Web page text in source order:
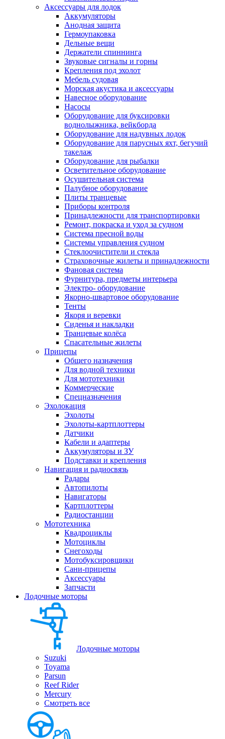
Аксессуары для лодок
Аккумуляторы
Анодная защита
Гермоупаковка
Дельные вещи
Держатели спиннинга
Звуковые сигналы и горны
Крепления под эхолот
Мебель судовая
Морская акустика и аксессуары
Навесное оборудование
Насосы
Оборудование для буксировки
воднолыжника, вейкборда
Оборудование для надувных лодок
Оборудование для парусных яхт, бегучий
такелаж
Оборудование для рыбалки
Осветительное оборудование
Осушительная система
Палубное оборудование
Плиты транцевые
Приборы контроля
Принадлежности для транспортировки
Ремонт, покраска и уход за судном
Система пресной воды
Системы управления судном
Стеклоочистители и стекла
Страховочные жилеты и принадлежности
Фановая система
Фурнитура, предметы интерьера
Электро- оборудование
Якорно-швартовое оборудование
Тенты
Якоря и веревки
Сиденья и накладки
Транцевые колёса
Спасательные жилеты
Прицепы
Общего назначения
Для водной техники
Для мототехники
Коммерческие
Спецназначения
Эхолокация
Эхолоты
Эхолоты-картплоттеры
Датчики
Кабели и адаптеры
Аккумуляторы и ЗУ
Подставки и крепления
Навигация и радиосвязь
Радары
Автопилоты
Навигаторы
Картплоттеры
Радиостанции
Мототехника
Квадроциклы
Мотоциклы
Снегоходы
Мотобуксировщики
Сани-прицепы
Аксессуары
Запчасти
Лодочные моторы
Лодочные моторы
Suzuki
Toyama
Parsun
Reef Rider
Mercury
Смотреть все